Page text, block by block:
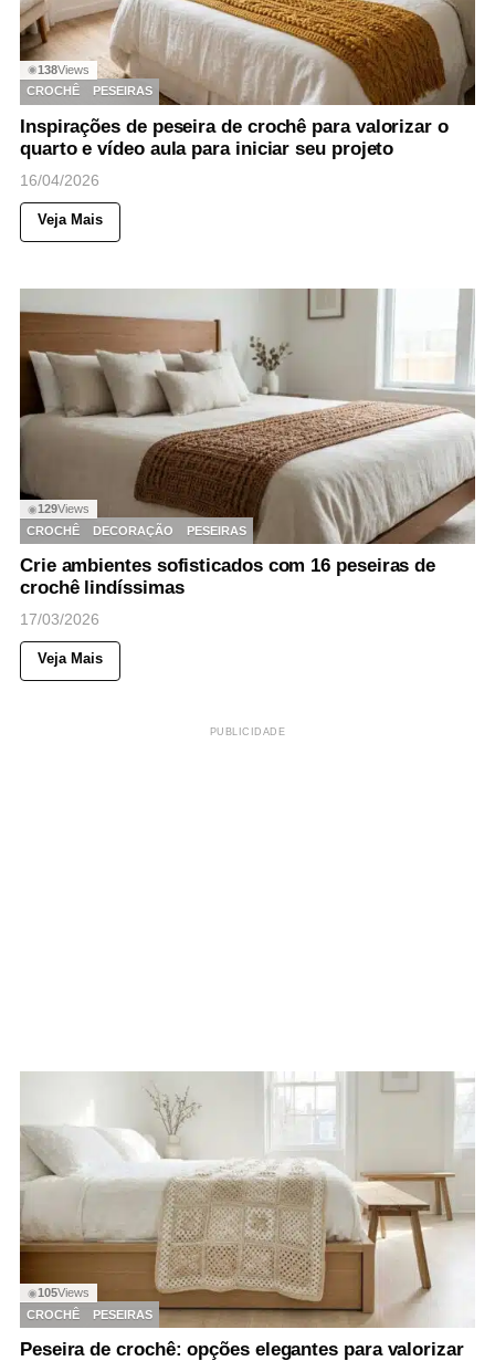
◉138Views
CROCHÊ
PESEIRAS
Inspirações de peseira de crochê para valorizar o
quarto e vídeo aula para iniciar seu projeto
16/04/2026
Veja Mais
◉129Views
CROCHÊ
DECORAÇÃO PESEIRAS
Crie ambientes sofisticados com 16 peseiras de
crochê lindíssimas
17/03/2026
Veja Mais
PUBLICIDADE
◉105Views
CROCHÊ
PESEIRAS
Peseira de crochê: opções elegantes para valorizar